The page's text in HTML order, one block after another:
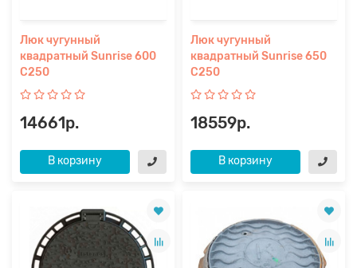
Люк чугунный
квадратный Sunrise 600
С250
14661р.
В корзину
Люк чугунный
квадратный Sunrise 650
С250
18559р.
В корзину